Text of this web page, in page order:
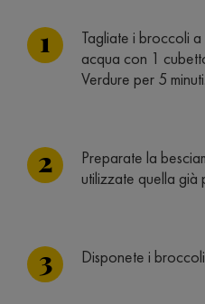
Tagliate i broccoli
acqua con 1
Verdure per 5 minuti.
Preparate la
utilizzate quella già
Disponete i